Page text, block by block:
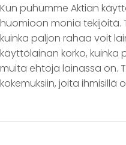
Kun puhumme Aktian
huomioon monia tekijöitä.
kuinka paljon rahaa voit
käyttölainan korko, kuinka
muita ehtoja lainassa on.
kokemuksiin, joita ihmisillä